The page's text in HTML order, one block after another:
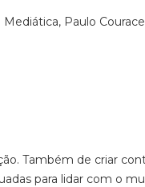
Paulo
Também de criar
para lidar com o